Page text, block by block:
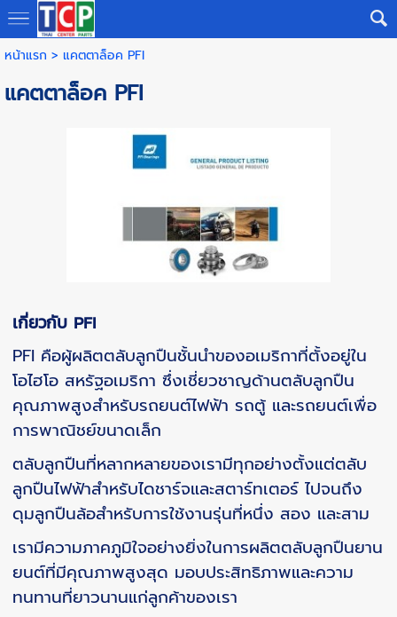
หน้าแรก > แคตตาล็อค PFI
แคตตาล็อค PFI
เกี่ยวกับ PFI
PFI คือผู้ผลิตตลับลูกปืนชั้นนำของอเมริกาที่ตั้งอยู่ใน
โอไฮโอ สหรัฐอเมริกา ซึ่งเชี่ยวชาญด้านตลับลูกปืน
คุณภาพสูงสำหรับรถยนต์ไฟฟ้า รถตู้ และรถยนต์เพื่อ
การพาณิชย์ขนาดเล็ก
ตลับลูกปืนที่หลากหลายของเรามีทุกอย่างตั้งแต่ตลับ
ลูกปืนไฟฟ้าสำหรับไดชาร์จและสตาร์ทเตอร์ ไปจนถึง
ดุมลูกปืนล้อสำหรับการใช้งานรุ่นที่หนึ่ง สอง และสาม
เรามีความภาคภูมิใจอย่างยิ่งในการผลิตตลับลูกปืนยาน
ยนต์ที่มีคุณภาพสูงสุด มอบประสิทธิภาพและความ
ทนทานที่ยาวนานแก่ลูกค้าของเรา